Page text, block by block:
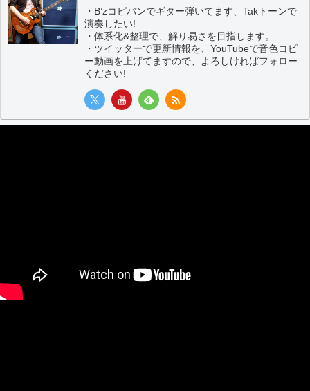
・B’zコピバンでギター弾いてます、Takトーンで
演奏したい!
・体系化&整理で、解り易さを目指します。
・ツイッターで更新情報を、YouTubeで音色コピ
ー動画を上げてますので、よろしければフォロー
ください!